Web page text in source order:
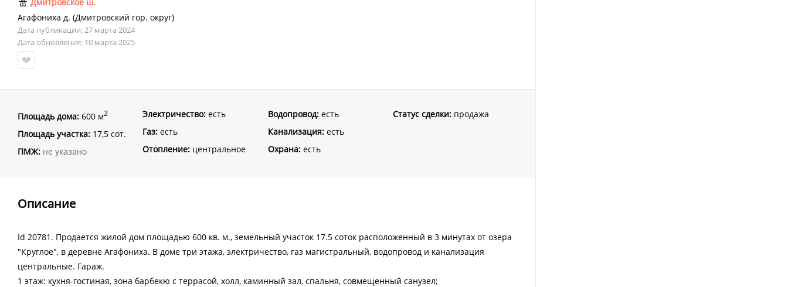
Агафониха д. (Дмитровский гор. округ)
Дата публикации: 27 марта 2024
Дата обновления: 10 марта 2025
Площадь дома: 600 м2
Площадь участка: 17,5 сот.
ПМЖ: не указано
Электричество: есть
Газ: есть
Отопление: центральное
Водопровод:есть
Канализация:есть
Охрана:есть
Статус сделки:продажа
Описание
Id 20781. Продается жилой дом площадью 600 кв. м., земельный участок 17.5 соток расположенный в 3 минутах от озера
"Круглое", в деревне Агафониха. В доме три этажа, электричество, газ магистральный, водопровод и канализация
центральные. Гараж.
1 этаж: кухня-гостиная, зона барбекю с террасой, холл, каминный зал, спальня, совмещенный санузел;